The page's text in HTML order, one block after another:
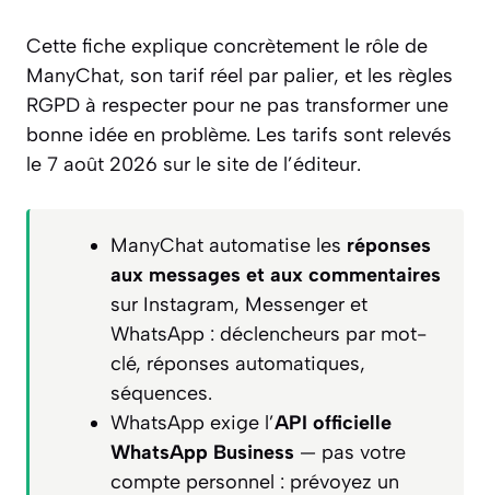
Cette fiche explique concrètement le rôle de
ManyChat, son tarif réel par palier, et les règles
RGPD à respecter pour ne pas transformer une
bonne idée en problème. Les tarifs sont relevés
le 7 août 2026 sur le site de l’éditeur.
ManyChat automatise les réponses
aux messages et aux commentaires
sur Instagram, Messenger et
WhatsApp : déclencheurs par mot-
clé, réponses automatiques,
séquences.
WhatsApp exige l’API officielle
WhatsApp Business — pas votre
compte personnel : prévoyez un